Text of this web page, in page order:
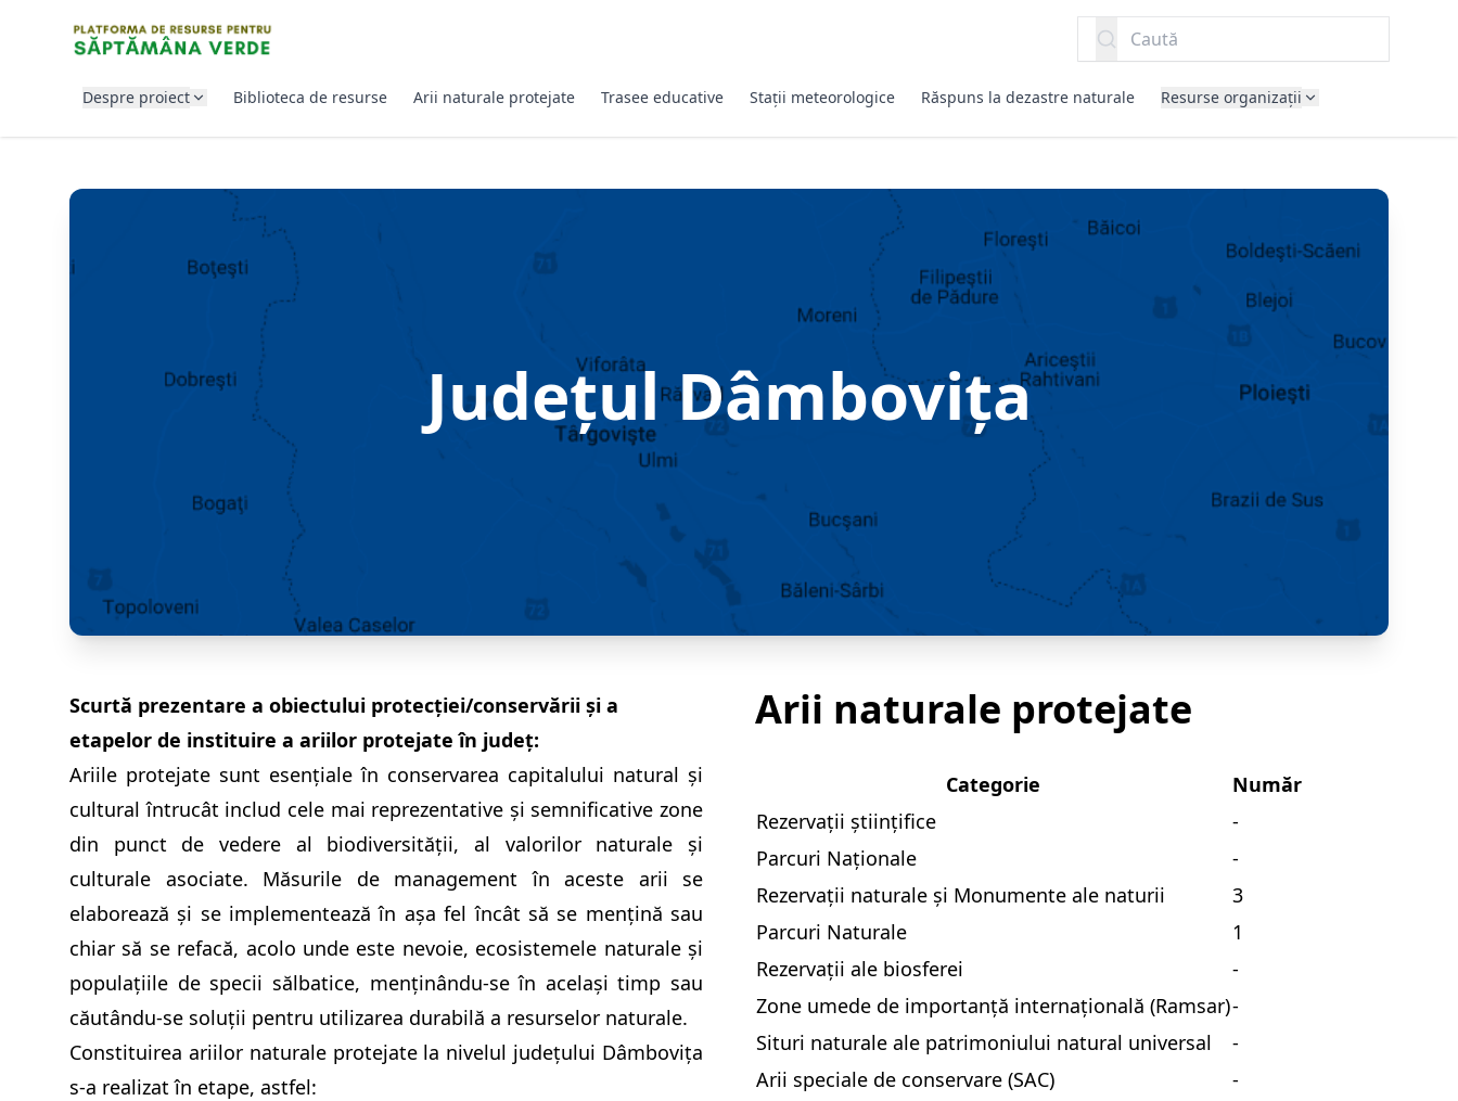
Caută
Despre proiect Biblioteca de resurse Arii naturale protejate Trasee educative Stații meteorologice Răspuns la dezastre naturale Resurse organizații
Județul Dâmbovița
Scurtă prezentare a obiectului protecției/conservării și a
etapelor de instituire a ariilor protejate în județ:
Ariile protejate sunt esenţiale în conservarea capitalului natural şi
cultural întrucât includ cele mai reprezentative şi semnificative zone
din punct de vedere al biodiversităţii, al valorilor naturale şi
culturale asociate. Măsurile de management în aceste arii se
elaborează şi se implementează în aşa fel încât să se menţină sau
chiar să se refacă, acolo unde este nevoie, ecosistemele naturale şi
populaţiile de specii sălbatice, menţinându-se în acelaşi timp sau
căutându-se soluţii pentru utilizarea durabilă a resurselor naturale.
Constituirea ariilor naturale protejate la nivelul județului Dâmbovița
s-a realizat în etape, astfel:
Arii naturale protejate
Categorie
Număr
Rezervații științifice
-
Parcuri Naționale
-
Rezervații naturale și Monumente ale naturii
3
Parcuri Naturale
1
Rezervații ale biosferei
-
Zone umede de importanță internațională (Ramsar)-
Situri naturale ale patrimoniului natural universal
-
Arii speciale de conservare (SAC)
-